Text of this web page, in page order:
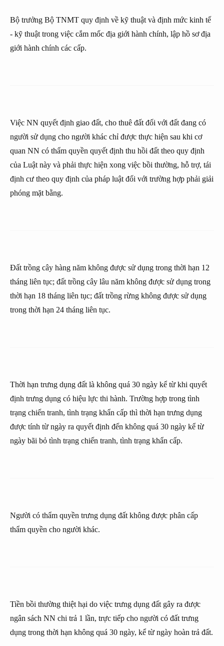
Bộ trưởng Bộ TNMT quy định về kỹ thuật và định mức kinh tế
- kỹ thuật trong việc cắm mốc địa giới hành chính, lập hồ sơ địa
giới hành chính các cấp.
Việc NN quyết định giao đất, cho thuê đất đối với đất đang có
người sử dụng cho người khác chỉ được thực hiện sau khi cơ
quan NN có thẩm quyền quyết định thu hồi đất theo quy định
của Luật này và phải thực hiện xong việc bồi thường, hỗ trợ, tái
định cư theo quy định của pháp luật đối với trường hợp phải giải
phóng mặt bằng.
Đất trồng cây hàng năm không được sử dụng trong thời hạn 12
tháng liên tục; đất trồng cây lâu năm không được sử dụng trong
thời hạn 18 tháng liên tục; đất trồng rừng không được sử dụng
trong thời hạn 24 tháng liên tục.
Thời hạn trưng dụng đất là không quá 30 ngày kể từ khi quyết
định trưng dụng có hiệu lực thi hành. Trường hợp trong tình
trạng chiến tranh, tình trạng khẩn cấp thì thời hạn trưng dụng
được tính từ ngày ra quyết định đến không quá 30 ngày kể từ
ngày bãi bỏ tình trạng chiến tranh, tình trạng khẩn cấp.
Người có thẩm quyền trưng dụng đất không được phân cấp
thẩm quyền cho người khác.
Tiền bồi thường thiệt hại do việc trưng dụng đất gây ra được
ngân sách NN chi trả 1 lần, trực tiếp cho người có đất trưng
dụng trong thời hạn không quá 30 ngày, kể từ ngày hoàn trả đất.